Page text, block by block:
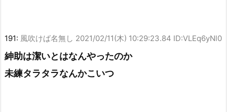
191: 風吹けば名無し 2021/02/11(木) 10:29:23.84 ID:VLEq6yNl0
紳助は潔いとはなんやったのか
未練タラタラなんかこいつ